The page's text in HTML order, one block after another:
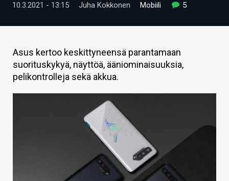
TIETOA
HINTA.FI
10.3.2021 - 13:15 Juha Kokkonen Mobiili 5
Asus kertoo keskittyneensä parantamaan
suorituskykyä, näyttöä, ääniominaisuuksia,
pelikontrolleja sekä akkua.